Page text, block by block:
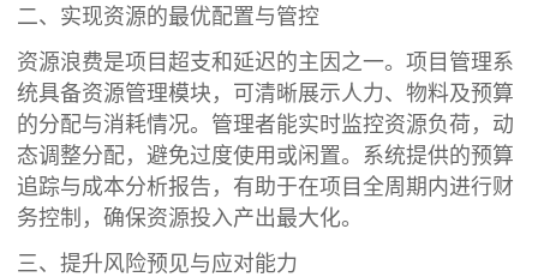
二、实现资源的最优配置与管控
资源浪费是项目超支和延迟的主因之一。项目管理系
统具备资源管理模块，可清晰展示人力、物料及预算
的分配与消耗情况。管理者能实时监控资源负荷，动
态调整分配，避免过度使用或闲置。系统提供的预算
追踪与成本分析报告，有助于在项目全周期内进行财
务控制，确保资源投入产出最大化。
三、提升风险预见与应对能力